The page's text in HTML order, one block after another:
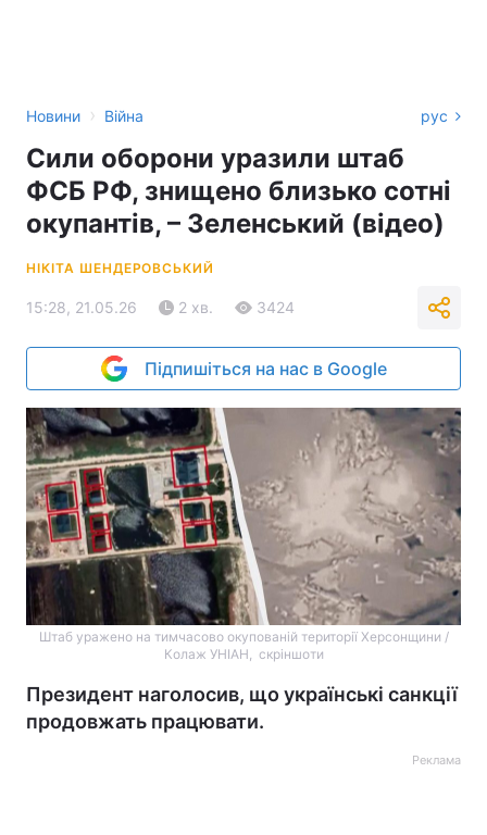
Новини › Війна рус
Сили оборони уразили штаб
ФСБ РФ, знищено близько сотні
окупантів, – Зеленський (відео)
НІКІТА ШЕНДЕРОВСЬКИЙ
15:28, 21.05.26 2 хв. 3424
Підпишіться на нас в Google
Штаб уражено на тимчасово окупованій території Херсонщини /
Колаж УНІАН, скріншоти​​​​​
Президент наголосив, що українські санкції
продовжать працювати.
Реклама